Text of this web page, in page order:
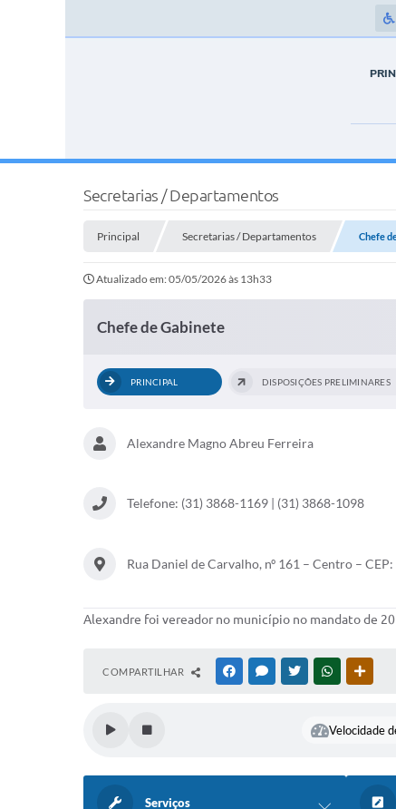
Secretarias / Departamentos
Principal Secretarias / Departamentos Chefe
Atualizado em: 05/05/2026 às 13h33
Chefe de Gabinete
PRINCIPAL DISPOSIÇÕES PRELIMINARES
Alexandre Magno Abreu Ferreira
Telefone: (31) 3868-1169 | (31) 3868-1098
Rua Daniel de Carvalho, nº 161 – Centro –
Alexandre foi vereador no município no mandato de
COMPARTILHAR FACEBOOKMESSENGER
TWITTERWHATSAPP
Velocidade
Serviços